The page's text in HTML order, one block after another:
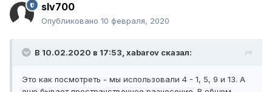
slv700
Опубликовано 10 февраля, 2020
В 10.02.2020 в 17:53, xabarov сказал:
Это как посмотреть - мы использовали 4 - 1, 5, 9 и 13. А